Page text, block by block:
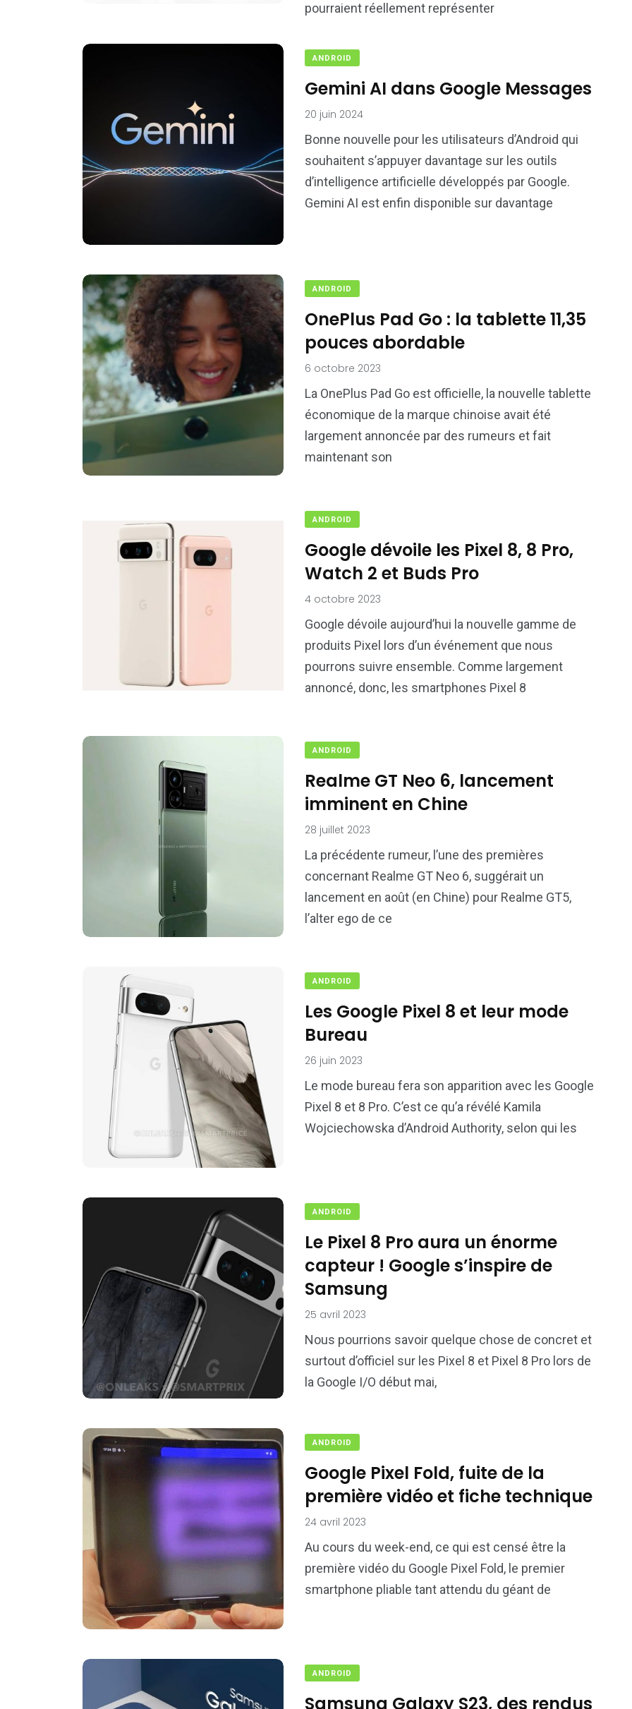
pourraient réellement représenter
ANDROID
Gemini AI dans Google Messages
20 juin 2024
Bonne nouvelle pour les utilisateurs d’Android qui
souhaitent s’appuyer davantage sur les outils
d’intelligence artificielle développés par Google.
Gemini AI est enfin disponible sur davantage
ANDROID
OnePlus Pad Go : la tablette 11,35
pouces abordable
6 octobre 2023
La OnePlus Pad Go est officielle, la nouvelle tablette
économique de la marque chinoise avait été
largement annoncée par des rumeurs et fait
maintenant son
ANDROID
Google dévoile les Pixel 8, 8 Pro,
Watch 2 et Buds Pro
4 octobre 2023
Google dévoile aujourd’hui la nouvelle gamme de
produits Pixel lors d’un événement que nous
pourrons suivre ensemble. Comme largement
annoncé, donc, les smartphones Pixel 8
ANDROID
Realme GT Neo 6, lancement
imminent en Chine
28 juillet 2023
La précédente rumeur, l’une des premières
concernant Realme GT Neo 6, suggérait un
lancement en août (en Chine) pour Realme GT5,
l’alter ego de ce
ANDROID
Les Google Pixel 8 et leur mode
Bureau
26 juin 2023
Le mode bureau fera son apparition avec les Google
Pixel 8 et 8 Pro. C’est ce qu’a révélé Kamila
Wojciechowska d’Android Authority, selon qui les
ANDROID
Le Pixel 8 Pro aura un énorme
capteur ! Google s’inspire de
Samsung
25 avril 2023
Nous pourrions savoir quelque chose de concret et
surtout d’officiel sur les Pixel 8 et Pixel 8 Pro lors de
la Google I/O début mai,
ANDROID
Google Pixel Fold, fuite de la
première vidéo et fiche technique
24 avril 2023
Au cours du week-end, ce qui est censé être la
première vidéo du Google Pixel Fold, le premier
smartphone pliable tant attendu du géant de
ANDROID
Samsung Galaxy S23, des rendus